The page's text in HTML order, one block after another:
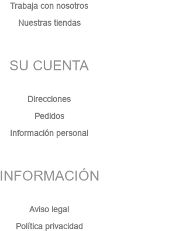
Trabaja con nosotros
Nuestras tiendas
SU CUENTA
Direcciones
Pedidos
Información personal
INFORMACIÓN
Aviso legal
Política privacidad